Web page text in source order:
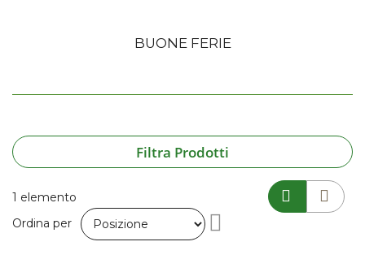
BUONE FERIE
Filtra Prodotti
1 elemento
Ordina per